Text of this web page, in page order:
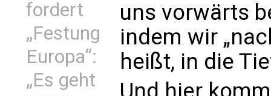
fordert
„Festung
Europa“:
„Es geht
uns vorwärts
indem wir
heißt, in die